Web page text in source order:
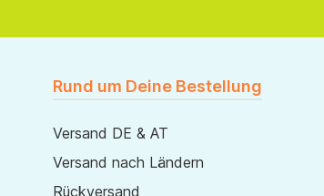
Rund um Deine Bestellung
Versand DE & AT
Versand nach Ländern
Rückversand